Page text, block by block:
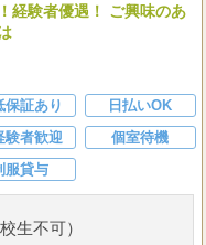
経験者優遇！ ご興味のあ
保証あり
日払いOK
験者歓迎
個室待機
服貸与
生不可）